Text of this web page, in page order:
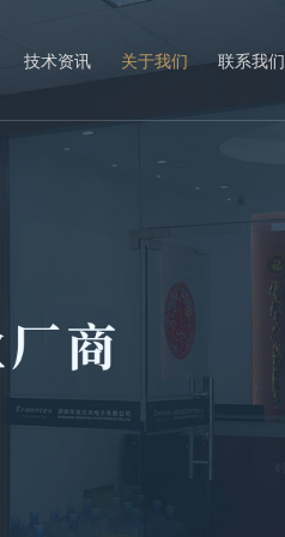
技术资讯 关于我们 联系我们